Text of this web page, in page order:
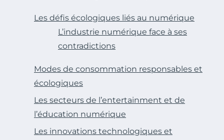
Les défis écologiques liés au numérique
L’industrie numérique face à ses
contradictions
Modes de consommation responsables et
écologiques
Les secteurs de l’entertainment et de
l’éducation numérique
Les innovations technologiques et